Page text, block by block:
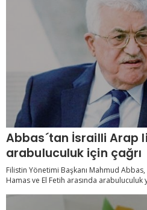
Abbas´tan İsrailli Arap
arabuluculuk için çağrı
Filistin Yönetimi Başkanı Mahmud
Hamas ve El Fetih arasında arabuluculuk